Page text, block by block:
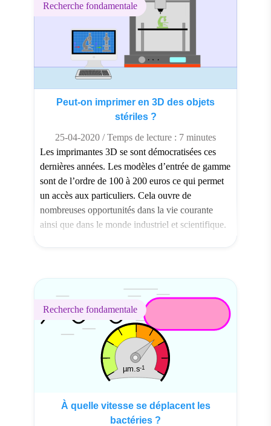
Peut-on imprimer en 3D des objets
stériles ?
25-04-2020 / Temps de lecture : 7 minutes
Les imprimantes 3D se sont démocratisées ces
dernières années. Les modèles d’entrée de gamme
sont de l’ordre de 100 à 200 euros ce qui permet
un accès aux particuliers. Cela ouvre de
nombreuses opportunités dans la vie courante
ainsi que dans le monde industriel et scientifique.
Recherche fondamentale
À quelle vitesse se déplacent les
bactéries ?
Recherche fondamentale